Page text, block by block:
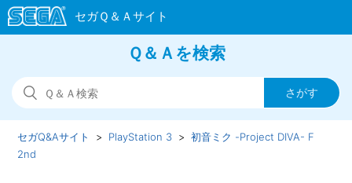
Ｑ＆Ａを検索
セガQ&Aサイト PlayStation 3
初音ミク -Project DIVA- F
2nd